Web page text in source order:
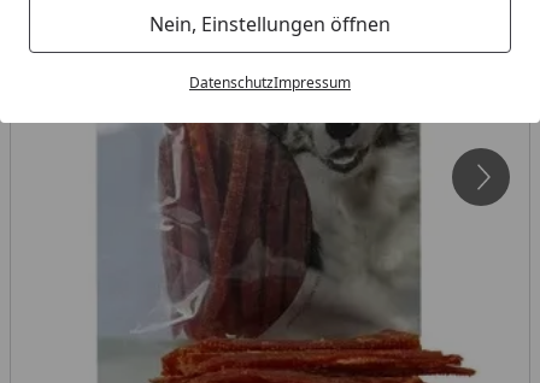
Nein, Einstellungen öffnen
DatenschutzImpressum